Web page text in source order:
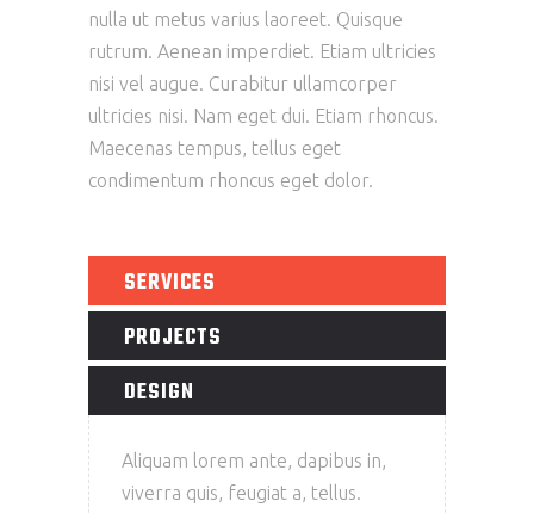
nulla ut metus varius laoreet. Quisque
rutrum. Aenean imperdiet. Etiam ultricies
nisi vel augue. Curabitur ullamcorper
ultricies nisi. Nam eget dui. Etiam rhoncus.
Maecenas tempus, tellus eget
condimentum rhoncus eget dolor.
SERVICES
PROJECTS
DESIGN
Aliquam lorem ante, dapibus in,
viverra quis, feugiat a, tellus.